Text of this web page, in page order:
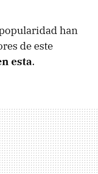
han
de este
esta.